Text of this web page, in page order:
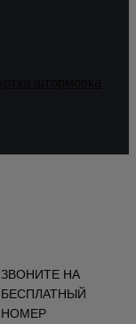
ЗВОНИТЕ НА
БЕСПЛАТНЫЙ
НОМЕР